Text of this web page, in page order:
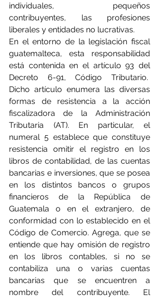
individuales, pequeños
contribuyentes, las profesiones
liberales y entidades no lucrativas.
En el entorno de la legislación fiscal
guatemalteca, esta responsabilidad
está contenida en el artículo 93 del
Decreto 6-91, Código Tributario.
Dicho artículo enumera las diversas
formas de resistencia a la acción
fiscalizadora de la Administración
Tributaria (AT). En particular, el
numeral 5 establece que constituye
resistencia omitir el registro en los
libros de contabilidad, de las cuentas
bancarias e inversiones, que se posea
en los distintos bancos o grupos
financieros de la República de
Guatemala o en el extranjero, de
conformidad con lo establecido en el
Código de Comercio. Agrega, que se
entiende que hay omisión de registro
en los libros contables, si no se
contabiliza una o varias cuentas
bancarias que se encuentren a
nombre del contribuyente. El